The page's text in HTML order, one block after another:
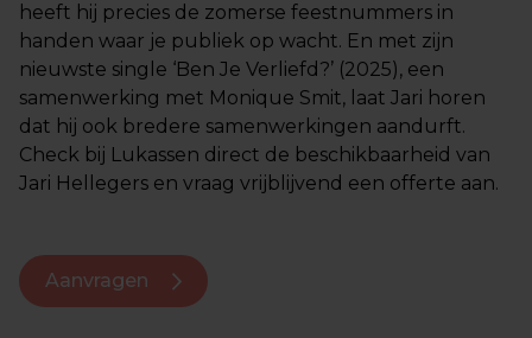
heeft hij precies de zomerse feestnummers in
handen waar je publiek op wacht. En met zijn
nieuwste single ‘Ben Je Verliefd?’ (2025), een
samenwerking met Monique Smit, laat Jari horen
dat hij ook bredere samenwerkingen aandurft.
Check bij Lukassen direct de beschikbaarheid van
Jari Hellegers en vraag vrijblijvend een offerte aan.
Aanvragen